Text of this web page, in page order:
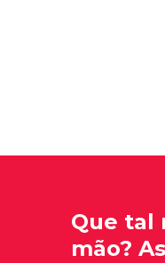
Que tal
mão?